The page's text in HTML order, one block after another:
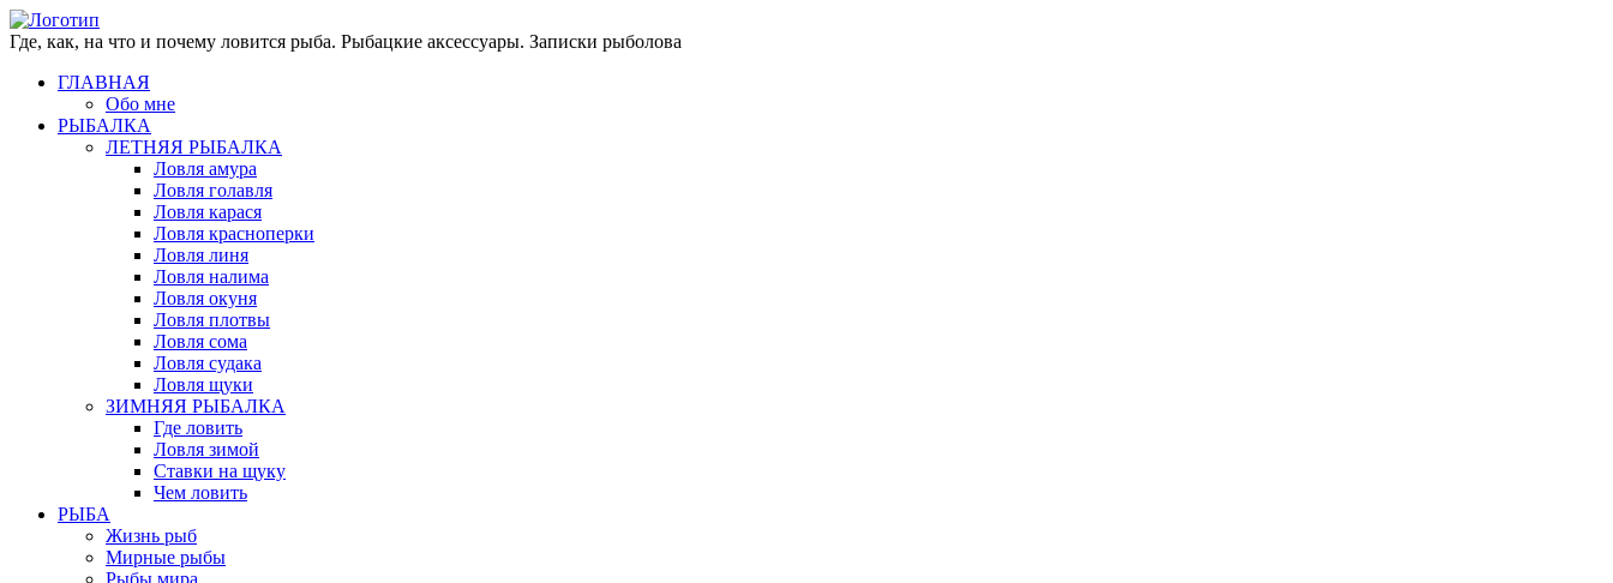
Где, как, на что и почему ловится рыба. Рыбацкие аксессуары. Записки рыболова
ГЛАВНАЯ
Обо мне
РЫБАЛКА
ЛЕТНЯЯ РЫБАЛКА
Ловля амура
Ловля голавля
Ловля карася
Ловля красноперки
Ловля линя
Ловля налима
Ловля окуня
Ловля плотвы
Ловля сома
Ловля судака
Ловля щуки
ЗИМНЯЯ РЫБАЛКА
Где ловить
Ловля зимой
Ставки на щуку
Чем ловить
РЫБА
Жизнь рыб
Мирные рыбы
Рыбы мира